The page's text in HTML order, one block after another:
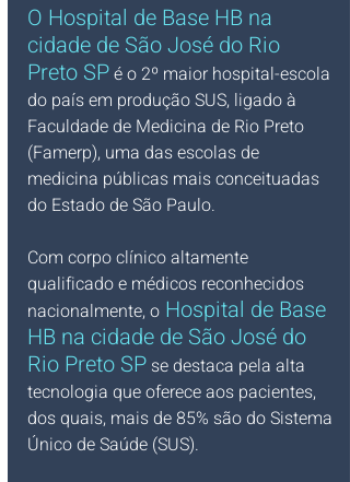
O Hospital de Base HB na
cidade de São José do Rio
Preto SP é o 2º maior hospital-escola
do país em produção SUS, ligado à
Faculdade de Medicina de Rio Preto
(Famerp), uma das escolas de
medicina públicas mais conceituadas
do Estado de São Paulo.
Com corpo clínico altamente
qualificado e médicos reconhecidos
nacionalmente, o Hospital de Base
HB na cidade de São José do
Rio Preto SP se destaca pela alta
tecnologia que oferece aos pacientes,
dos quais, mais de 85% são do Sistema
Único de Saúde (SUS).